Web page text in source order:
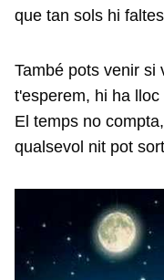
que tan sols hi
També pots venir si
t'esperem, hi ha lloc
El temps no
qualsevol nit pot